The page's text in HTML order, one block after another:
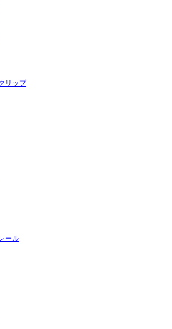
リップ
ール